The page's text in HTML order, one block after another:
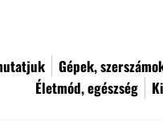
Gépek,
Életmód, egészség